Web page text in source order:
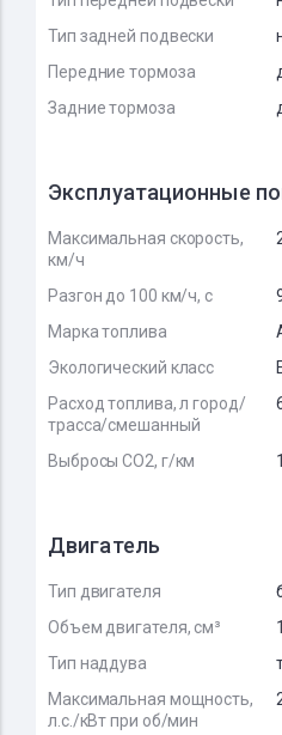
Тип задней подвески
Передние тормоза
Задние тормоза
Эксплуатационные
Максимальная скорость,
км/ч
Разгон до 100 км/ч, с
Марка топлива
Экологический класс
Расход топлива, л город/
трасса/смешанный
Выбросы CO2, г/км
Двигатель
Тип двигателя
Объем двигателя, см³
Тип наддува
Максимальная мощность,
л.с./кВт при об/мин